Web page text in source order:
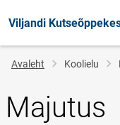
Viljandi
Jälglink
Avaleht Koolielu
Majutus